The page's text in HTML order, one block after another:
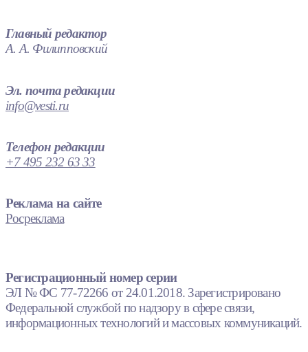
Главный редактор
А. А. Филипповский
Эл. почта редакции
info@vesti.ru
Телефон редакции
+7 495 232 63 33
Реклама на сайте
Росреклама
Регистрационный номер серии
ЭЛ № ФС 77-72266 от 24.01.2018. Зарегистрировано
Федеральной службой по надзору в сфере связи,
информационных технологий и массовых коммуникаций.